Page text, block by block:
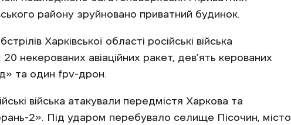
району зруйновано приватний будинок.
Харківської області російські війська
некерованих авіаційних ракет, дев’ять керованих
та один fpv-дрон.
війська атакували передмістя Харкова та
2». Під ударом перебувало селище Пісочин, місто